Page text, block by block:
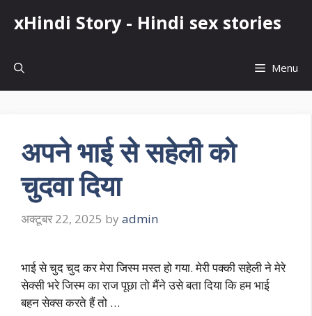
xHindi Story - Hindi sex stories
Menu
अपने भाई से सहेली को
चुदवा दिया
अक्टूबर 22, 2025 by admin
भाई से चुद चुद कर मेरा जिस्म मस्त हो गया. मेरी पक्की सहेली ने मेरे
सेक्सी भरे जिस्म का राज पूछा तो मैंने उसे बता दिया कि हम भाई
बहन सेक्स करते हैं तो …